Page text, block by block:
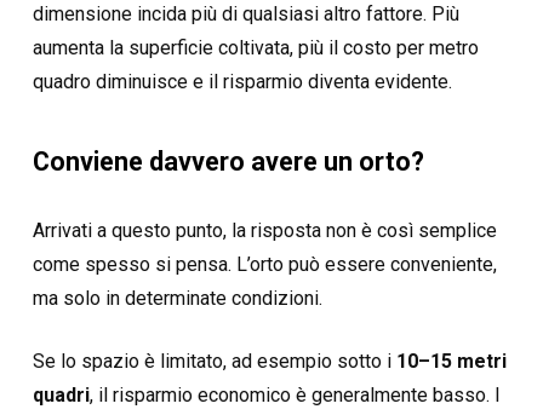
dimensione incida più di qualsiasi altro fattore. Più
aumenta la superficie coltivata, più il costo per metro
quadro diminuisce e il risparmio diventa evidente.
Conviene davvero avere un orto?
Arrivati a questo punto, la risposta non è così semplice
come spesso si pensa. L’orto può essere conveniente,
ma solo in determinate condizioni.
Se lo spazio è limitato, ad esempio sotto i 10–15 metri
quadri, il risparmio economico è generalmente basso. I